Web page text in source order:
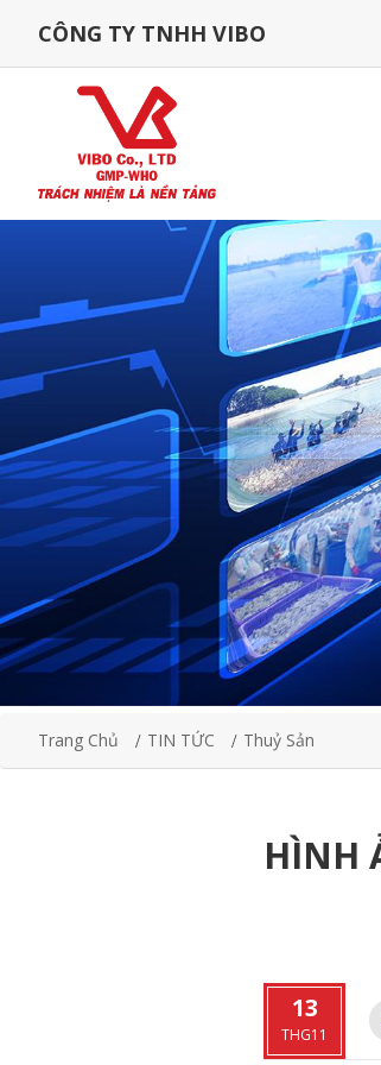
CÔNG TY TNHH VIBO
Trang Chủ TIN TỨC Thuỷ Sản
HÌNH
13
THG11